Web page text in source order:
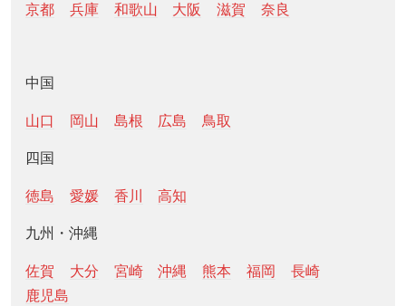
京都 兵庫 和歌山 大阪 滋賀 奈良
中国
山口 岡山 島根 広島 鳥取
四国
徳島 愛媛 香川 高知
九州・沖縄
佐賀 大分 宮崎 沖縄 熊本 福岡
長崎
鹿児島